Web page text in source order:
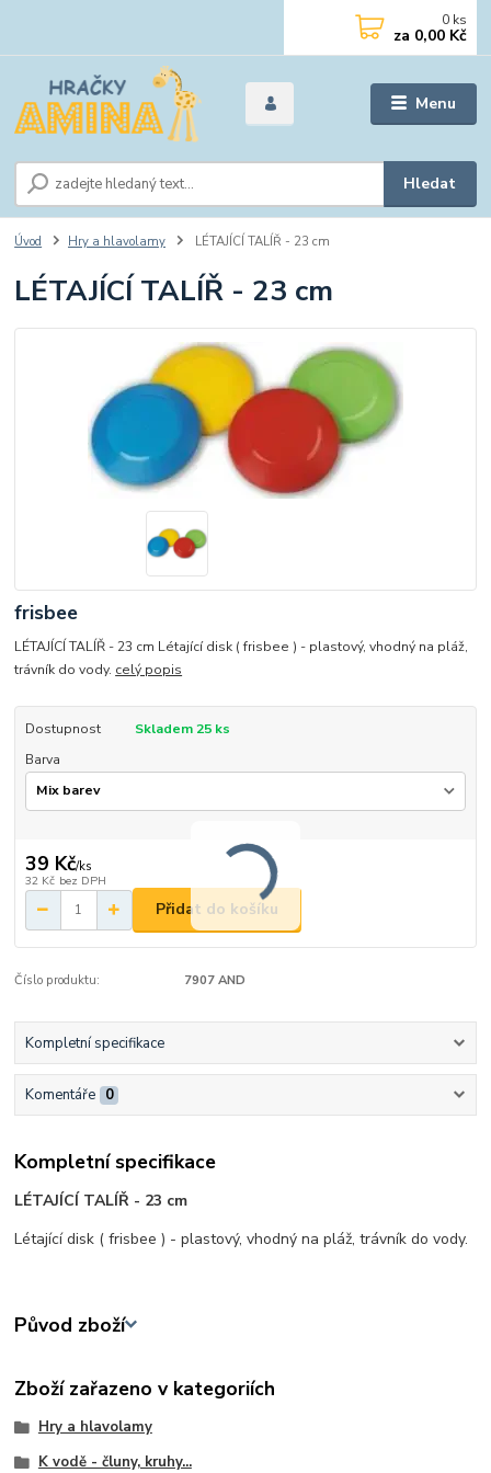
Menu
Hledat
0 ks
za 0,00 Kč
Úvod Hry a hlavolamy LÉTAJÍCÍ TALÍŘ - 23 cm
LÉTAJÍCÍ TALÍŘ - 23 cm
frisbee
LÉTAJÍCÍ TALÍŘ - 23 cm Létající disk ( frisbee ) - plastový, vhodný na pláž,
trávník do vody. celý popis
Dostupnost
Skladem 25 ks
Barva
39 Kč/ks
32 Kč bez DPH
Přidat do košíku
Číslo produktu: 7907 AND
Kompletní specifikace
Komentáře 0
Kompletní specifikace
LÉTAJÍCÍ TALÍŘ - 23 cm
Létající disk ( frisbee ) - plastový, vhodný na pláž, trávník do vody.
Původ zboží
Zboží zařazeno v kategoriích
Hry a hlavolamy
K vodě - čluny, kruhy...